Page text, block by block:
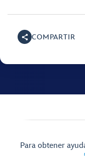
COMPARTIR
Para obtener